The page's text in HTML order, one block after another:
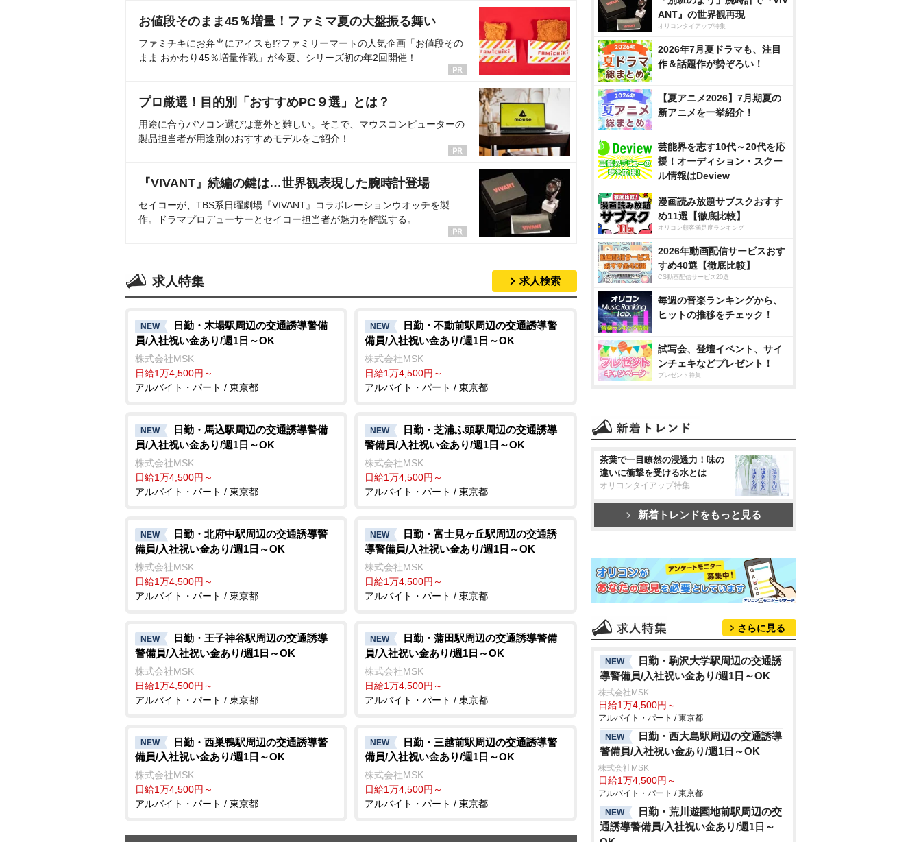
お値段そのまま45％増量！ファミマ夏の大盤振る舞い
ファミチキにお弁当にアイスも!?ファミリーマートの人気企画「お値段その
まま おかわり45％増量作戦」が今夏、シリーズ初の年2回開催！
プロ厳選！目的別「おすすめPC９選」とは？
用途に合うパソコン選びは意外と難しい。そこで、マウスコンピューターの
製品担当者が用途別のおすすめモデルをご紹介！
『VIVANT』続編の鍵は…世界観表現した腕時計登場
セイコーが、TBS系日曜劇場『VIVANT』コラボレーションウオッチを製
作。ドラマプロデューサーとセイコー担当者が魅力を解説する。
求人特集 求人検索
NEW
日勤・木場駅周辺の交通誘導警備
員/入社祝い金あり/週1日～OK
株式会社MSK
日給1万4,500円～
アルバイト・パート / 東京都
NEW
日勤・不動前駅周辺の交通誘導警
備員/入社祝い金あり/週1日～OK
株式会社MSK
日給1万4,500円～
アルバイト・パート / 東京都
NEW
日勤・馬込駅周辺の交通誘導警備
員/入社祝い金あり/週1日～OK
株式会社MSK
日給1万4,500円～
アルバイト・パート / 東京都
NEW
日勤・芝浦ふ頭駅周辺の交通誘導
警備員/入社祝い金あり/週1日～OK
株式会社MSK
日給1万4,500円～
アルバイト・パート / 東京都
NEW
日勤・北府中駅周辺の交通誘導警
備員/入社祝い金あり/週1日～OK
株式会社MSK
日給1万4,500円～
アルバイト・パート / 東京都
NEW
日勤・富士見ヶ丘駅周辺の交通誘
導警備員/入社祝い金あり/週1日～OK
株式会社MSK
日給1万4,500円～
アルバイト・パート / 東京都
NEW
日勤・王子神谷駅周辺の交通誘導
警備員/入社祝い金あり/週1日～OK
株式会社MSK
日給1万4,500円～
アルバイト・パート / 東京都
NEW
日勤・蒲田駅周辺の交通誘導警備
員/入社祝い金あり/週1日～OK
株式会社MSK
日給1万4,500円～
アルバイト・パート / 東京都
NEW
日勤・西巣鴨駅周辺の交通誘導警
備員/入社祝い金あり/週1日～OK
株式会社MSK
日給1万4,500円～
アルバイト・パート / 東京都
NEW
日勤・三越前駅周辺の交通誘導警
備員/入社祝い金あり/週1日～OK
株式会社MSK
日給1万4,500円～
アルバイト・パート / 東京都
ANT』の世界観再現
オリコンタイアップ特集
2026年7月夏ドラマも、注目
作＆話題作が勢ぞろい！
【夏アニメ2026】7月期夏の
新アニメを一挙紹介！
芸能界を志す10代～20代を応
援！オーディション・スクー
ル情報はDeview
漫画読み放題サブスクおすす
め11選【徹底比較】
オリコン顧客満足度ランキング
2026年動画配信サービスおす
すめ40選【徹底比較】
CS動画配信サービス20選
毎週の音楽ランキングから、
ヒットの推移をチェック！
試写会、登壇イベント、サイ
ンチェキなどプレゼント！
プレゼント特集
茶葉で一目瞭然の浸透力！味の
違いに衝撃を受ける水とは
オリコンタイアップ特集
新着トレンドをもっと見る
さらに見る
NEW
日勤・駒沢大学駅周辺の交通誘
導警備員/入社祝い金あり/週1日～OK
株式会社MSK
日給1万4,500円～
アルバイト・パート / 東京都
NEW
日勤・西大島駅周辺の交通誘導
警備員/入社祝い金あり/週1日～OK
株式会社MSK
日給1万4,500円～
アルバイト・パート / 東京都
NEW
日勤・荒川遊園地前駅周辺の交
通誘導警備員/入社祝い金あり/週1日～